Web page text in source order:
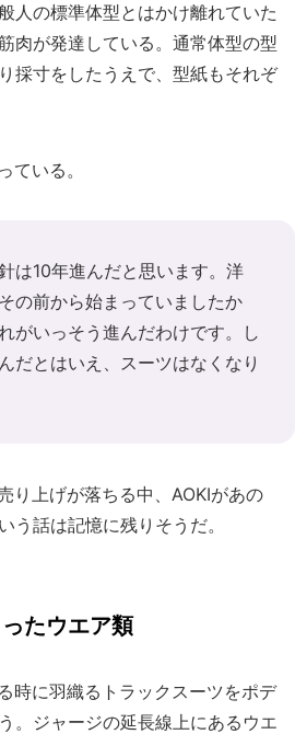
人の標準体型とはかけ離れていた
肉が発達している。通常体型の型
採寸をしたうえで、型紙もそれぞ
いる。
は10年進んだと思います。洋
の前から始まっていましたか
がいっそう進んだわけです。し
だとはいえ、スーツはなくなり
り上げが落ちる中、AOKIがあの
う話は記憶に残りそうだ。
たウエア類
時に羽織るトラックスーツをポデ
。ジャージの延長線上にあるウエ